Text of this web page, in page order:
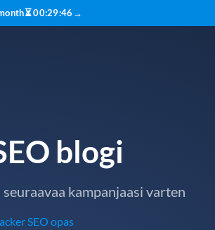
⏳00:29:45 →
blogi
kampanjaasi varten
SEO opas